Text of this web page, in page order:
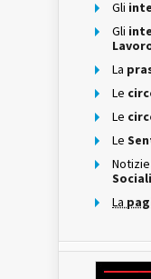
Gli
Gli
La
Le
Le
Le
Sociali
La